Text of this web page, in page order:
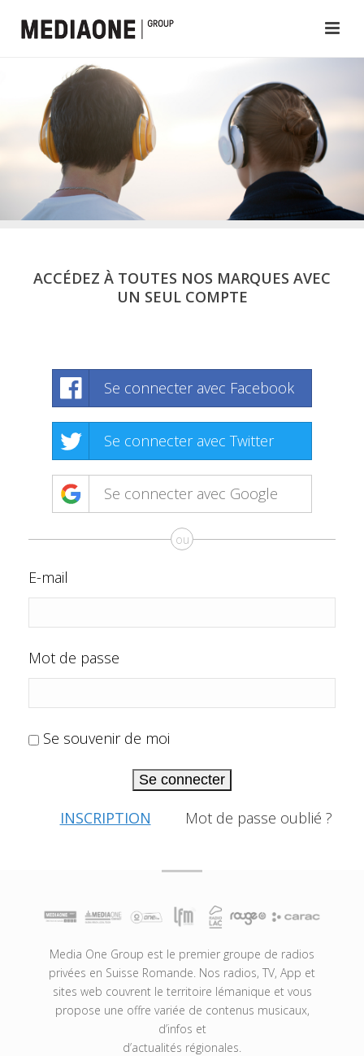
ACCÉDEZ À TOUTES NOS MARQUES AVEC
UN SEUL COMPTE
Se connecter avec Facebook
Se connecter avec Twitter
Se connecter avec Google
ou
E-mail
Mot de passe
Se souvenir de moi
Se connecter
INSCRIPTION Mot de passe oublié ?
Media One Group est le premier groupe de radios
privées en Suisse Romande. Nos radios, TV, App et
sites web couvrent le territoire lémanique et vous
propose une offre variée de contenus musicaux,
d’infos et
d’actualités régionales.